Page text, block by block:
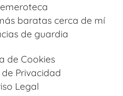
baratas cerca de mí
de guardia
de Cookies
Privacidad
Legal